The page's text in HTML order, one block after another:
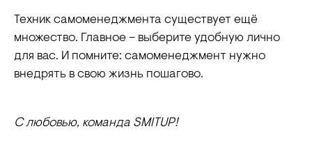
Техник самоменеджмента существует ещё
множество. Главное – выберите удобную лично
для вас. И помните: самоменеджмент нужно
внедрять в свою жизнь пошагово.
С любовью, команда SMITUP!